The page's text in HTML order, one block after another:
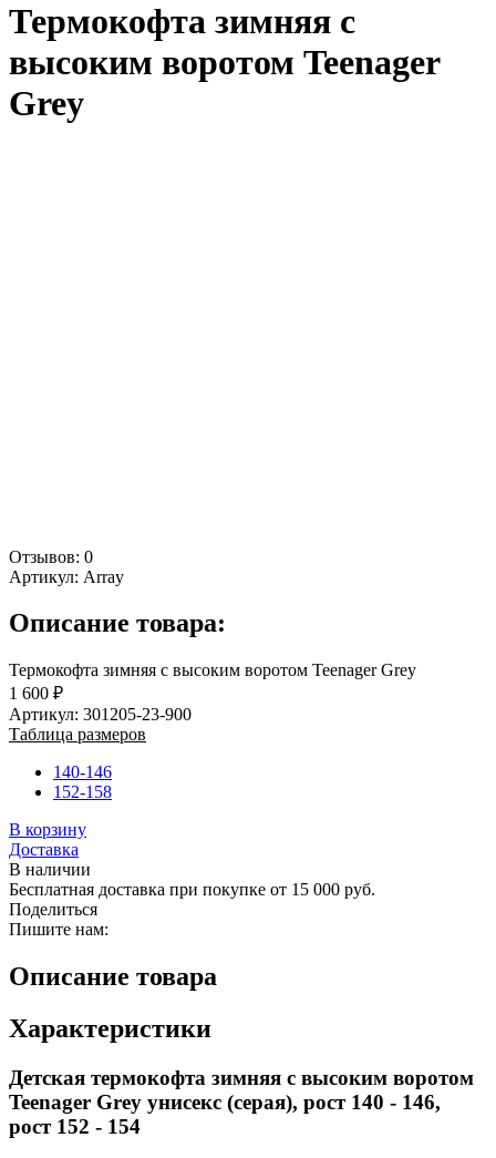
Термокофта зимняя с
высоким воротом Teenager
Grey
Отзывов: 0
Артикул: Array
Описание товара:
Термокофта зимняя с высоким воротом Teenager Grey
1 600 ₽
Артикул: 301205-23-900
Таблица размеров
140-146
152-158
В корзину
Доставка
В наличии
Бесплатная доставка при покупке от 15 000 руб.
Поделиться
Пишите нам:
Описание товара
Характеристики
Детская термокофта зимняя с высоким воротом
Teenager Grey унисекс (серая), рост 140 - 146,
рост 152 - 154